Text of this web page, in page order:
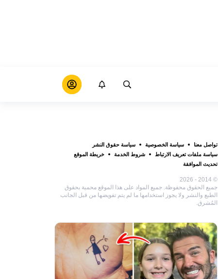
تواصل معنا سياسة الخصوصية
سياسة حقوق النشر
سياسة ملفات تعريف الارتباط
شروط الخدمة
خريطة الموقع
تحديث الموافقة
© 2014 - 2026
جميع الحقوق محفوظة. جميع المواد على هذا الموقع محمية بحقوق
الطبع والنشر ولا يجوز استخدامها ما لم يتم تفويضها من قبل الجانب
المُشرق.